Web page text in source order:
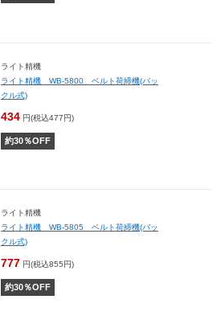
ライト精機
ライト精機 WB-5800 ベルト荷締機(バッ
クル式)
434 円(税込477円)
約30％OFF
ライト精機
ライト精機 WB-5805 ベルト荷締機(バッ
クル式)
777 円(税込855円)
約30％OFF